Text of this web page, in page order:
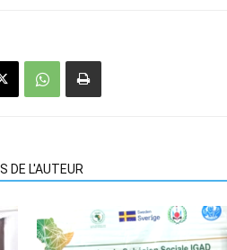
DE L'AUTEUR